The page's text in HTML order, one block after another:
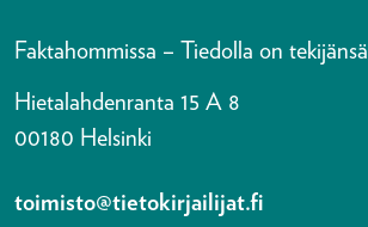
Faktahommissa – Tiedolla on tekijänsä
Hietalahdenranta 15 A 8
00180 Helsinki
toimisto@tietokirjailijat.fi